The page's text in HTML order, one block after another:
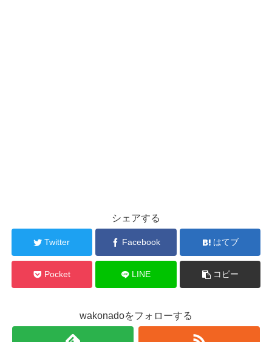
シェアする
Twitter Facebook はてブ
Pocket LINE コピー
wakonadoをフォローする